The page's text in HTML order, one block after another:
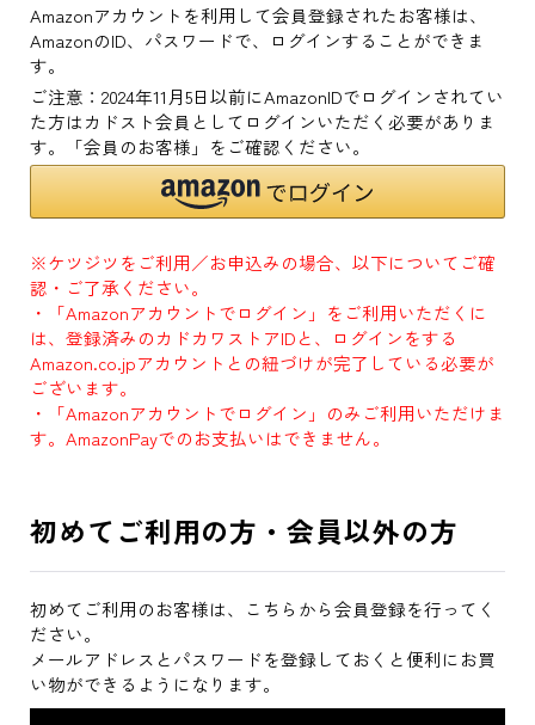
Amazonアカウントを利用して会員登録されたお客様は、
AmazonのID、パスワードで、ログインすることができま
す。
ご注意：2024年11月5日以前にAmazonIDでログインされてい
た方はカドスト会員としてログインいただく必要がありま
す。「会員のお客様」をご確認ください。
※ケツジツをご利用／お申込みの場合、以下についてご確
認・ご了承ください。
・「Amazonアカウントでログイン」をご利用いただくに
は、登録済みのカドカワストアIDと、ログインをする
Amazon.co.jpアカウントとの紐づけが完了している必要が
ございます。
・「Amazonアカウントでログイン」のみご利用いただけま
す。AmazonPayでのお支払いはできません。
初めてご利用の方・会員以外の方
初めてご利用のお客様は、こちらから会員登録を行ってく
ださい。
メールアドレスとパスワードを登録しておくと便利にお買
い物ができるようになります。